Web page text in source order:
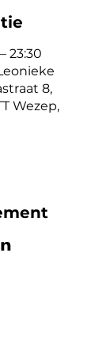
23:30
8,
Wezep,